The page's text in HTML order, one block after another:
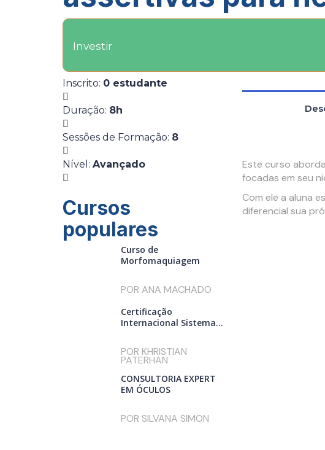
Investir
Inscrito: 0 estudante
Duração: 8h
Sessões de Formação: 8
Nível : Avançado
Cursos
populares
Curso de
Morfomaquiagem
POR ANA MACHADO
Certificação
Internacional Sistema...
POR KHRISTIAN
PATERHAN
CONSULTORIA EXPERT
EM ÓCULOS
POR SILVANA SIMON
Este curso
focadas em seu
Com ele a aluna
diferencial sua